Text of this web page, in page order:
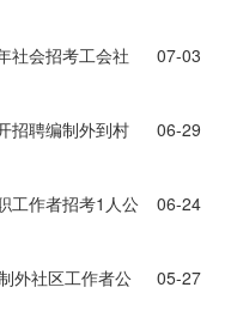
社会招考工会社
07-03
招聘编制外到村
06-29
工作者招考1人公
06-24
外社区工作者公
05-27